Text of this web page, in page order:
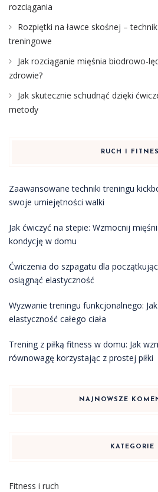
rozciągania
Rozpiętki na ławce skośnej –
treningowe
Jak rozciąganie mięśnia biodrowo-
zdrowie?
Jak skutecznie schudnąć dzięki
metody
RUCH I
Zaawansowane techniki treningu
swoje umiejętności walki
Jak ćwiczyć na stepie: Wzmocnij
kondycję w domu
Ćwiczenia do szpagatu dla
osiągnąć elastyczność
Wyzwanie treningu funkcjonalnego:
elastyczność całego ciała
Trening z piłką fitness w domu: Jak
równowagę korzystając z prostej piłki
NAJNOWSZE
KATEGORIE
Fitness i ruch